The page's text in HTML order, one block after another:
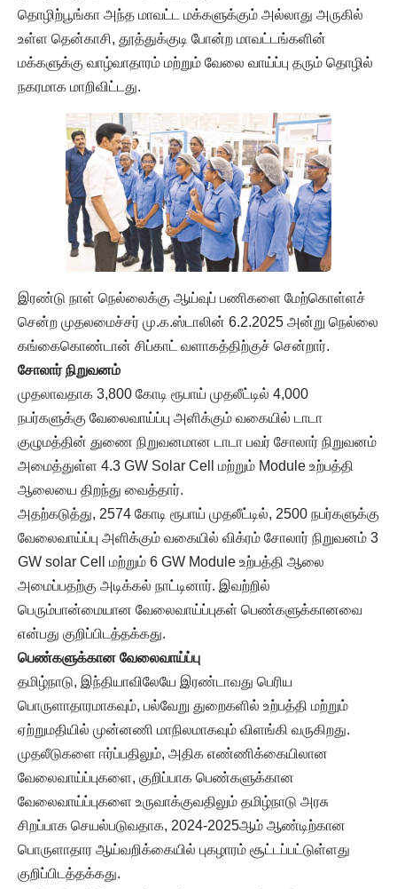
தொழிற்பூங்கா அந்த மாவட்ட மக்களுக்கும் அல்லாது அருகில்
உள்ள தென்காசி, தூத்துக்குடி போன்ற மாவட்டங்களின்
மக்களுக்கு வாழ்வாதாரம் மற்றும் வேலை வாய்ப்பு தரும் தொழில்
நகரமாக மாறிவிட்டது.
இரண்டு நாள் நெல்லைக்கு ஆய்வுப் பணிகளை மேற்கொள்ளச்
சென்ற முதலமைச்சர் மு.க.ஸ்டாலின் 6.2.2025 அன்று நெல்லை
கங்கைகொண்டான் சிப்காட் வளாகத்திற்குச் சென்றார்.
சோலார் நிறுவனம்
முதலாவதாக 3,800 கோடி ரூபாய் முதலீட்டில் 4,000
நபர்களுக்கு வேலைவாய்ப்பு அளிக்கும் வகையில் டாடா
குழுமத்தின் துணை நிறுவனமான டாடா பவர் சோலார் நிறுவனம்
அமைத்துள்ள 4.3 GW Solar Cell மற்றும் Module உற்பத்தி
ஆலையை திறந்து வைத்தார்.
அதற்கடுத்து, 2574 கோடி ரூபாய் முதலீட்டில், 2500 நபர்களுக்கு
வேலைவாய்ப்பு அளிக்கும் வகையில் விக்ரம் சோலார் நிறுவனம் 3
GW solar Cell மற்றும் 6 GW Module உற்பத்தி ஆலை
அமைப்பதற்கு அடிக்கல் நாட்டினார். இவற்றில்
பெரும்பான்மையான வேலைவாய்ப்புகள் பெண்களுக்கானவை
என்பது குறிப்பிடத்தக்கது.
பெண்களுக்கான வேலைவாய்ப்பு
தமிழ்நாடு, இந்தியாவிலேயே இரண்டாவது பெரிய
பொருளாதாரமாகவும், பல்வேறு துறைகளில் உற்பத்தி மற்றும்
ஏற்றுமதியில் முன்னணி மாநிலமாகவும் விளங்கி வருகிறது.
முதலீடுகளை ஈர்ப்பதிலும், அதிக எண்ணிக்கையிலான
வேலைவாய்ப்புகளை, குறிப்பாக பெண்களுக்கான
வேலைவாய்ப்புகளை உருவாக்குவதிலும் தமிழ்நாடு அரசு
சிறப்பாக செயல்படுவதாக, 2024-2025ஆம் ஆண்டிற்கான
பொருளாதார ஆய்வறிக்கையில் புகழாரம் சூட்டப்பட்டுள்ளது
குறிப்பிடத்தக்கது.